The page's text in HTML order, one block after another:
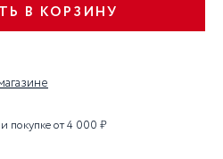
В КОРЗИНУ
покупке от 4 000 ₽